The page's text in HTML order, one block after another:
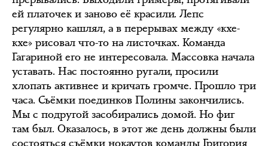
ей платочек и заново её красили. Лепс
регулярно кашлял, а в перерывах между «кхе-
кхе» рисовал что-то на листочках. Команда
Гагариной его не интересовала. Массовка начала
уставать. Нас постоянно ругали, просили
хлопать активнее и кричать громче. Прошло три
часа. Съёмки поединков Полины закончились.
Мы с подругой засобирались домой. Но фиг
там был. Оказалось, в этот же день должны были
состояться съёмки нокаутов команды Григория